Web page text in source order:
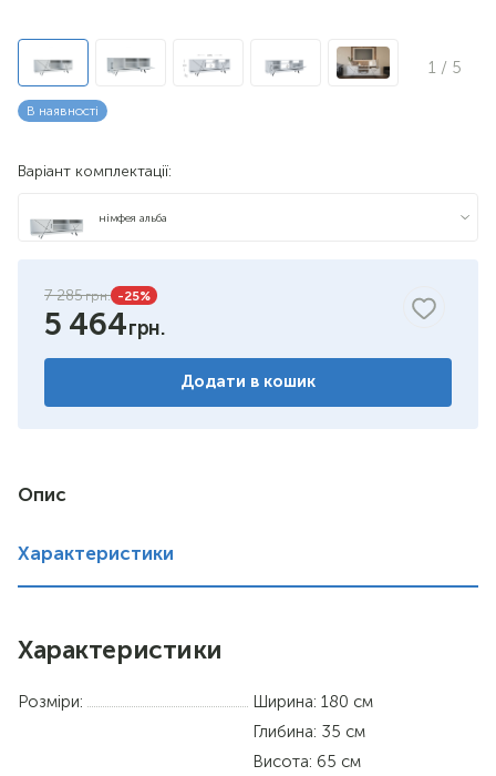
1 / 5
В наявності
Варіант комплектації:
німфея альба
7 285 -25%
5 464
Додати в кошик
Опис
Характеристики
Характеристики
Розміри:
Ширина: 180 см
Глибина: 35 см
Висота: 65 см